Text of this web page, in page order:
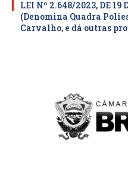
LEI Nº 2.648/2023, DE 19
(Denomina Quadra
Carvalho, e dá outras